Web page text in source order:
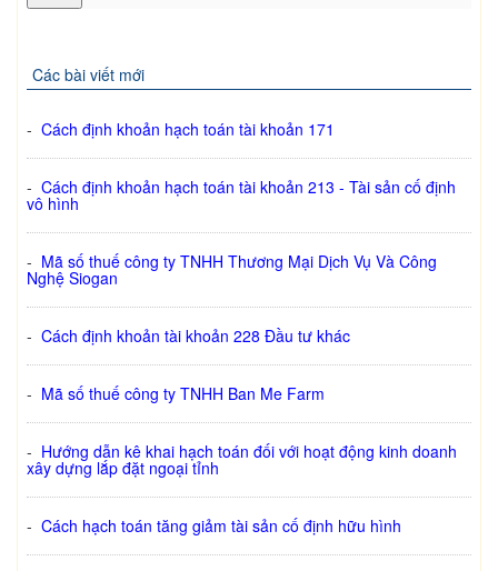
Các bài viết mới
- Cách định khoản hạch toán tài khoản 171
- Cách định khoản hạch toán tài khoản 213 - Tài sản cố định
vô hình
- Mã số thuế công ty TNHH Thương Mại Dịch Vụ Và Công
Nghệ Siogan
- Cách định khoản tài khoản 228 Đầu tư khác
- Mã số thuế công ty TNHH Ban Me Farm
- Hướng dẫn kê khai hạch toán đối với hoạt động kinh doanh
xây dựng lắp đặt ngoại tỉnh
- Cách hạch toán tăng giảm tài sản cố định hữu hình